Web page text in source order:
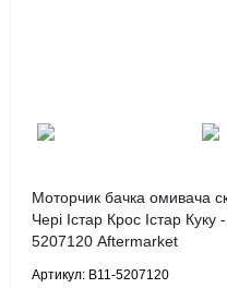
Моторчик бачка омивача
Чері Істар Крос Істар Куку
5207120 Aftermarket
Артикул: B11-5207120